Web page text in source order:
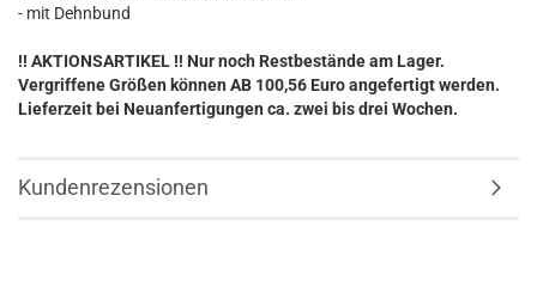
- mit Dehnbund
!! AKTIONSARTIKEL !! Nur noch Restbestände am Lager.
Vergriffene Größen können AB 100,56 Euro angefertigt werden.
Lieferzeit bei Neuanfertigungen ca. zwei bis drei Wochen.
Kundenrezensionen